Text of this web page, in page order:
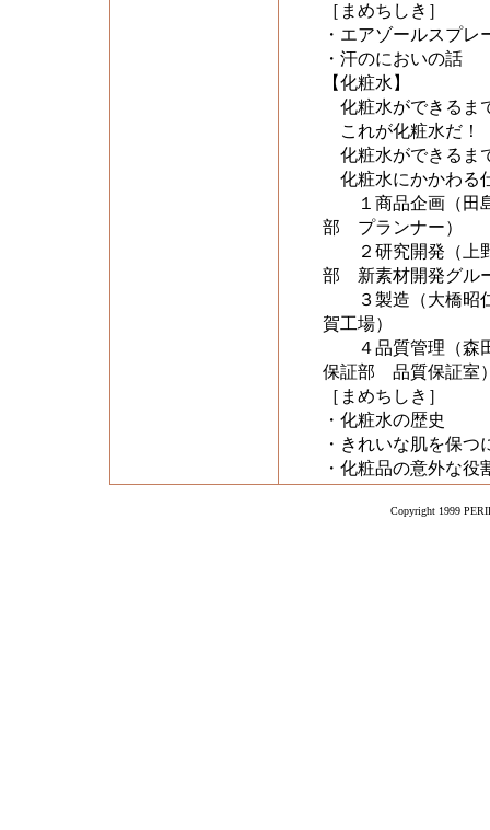
［まめちしき］
・エアゾールスプ
・汗のにおいの話
【化粧水】
化粧水ができるま
これが化粧水だ！
化粧水ができるま
化粧水にかかわる
１商品企画（田
部 プランナー）
２研究開発（上
部 新素材開発グル
３製造（大橋昭
賀工場）
４品質管理（森
保証部 品質保証室
［まめちしき］
・化粧水の歴史
・きれいな肌を保つ
・化粧品の意外な役
Copyright 1999